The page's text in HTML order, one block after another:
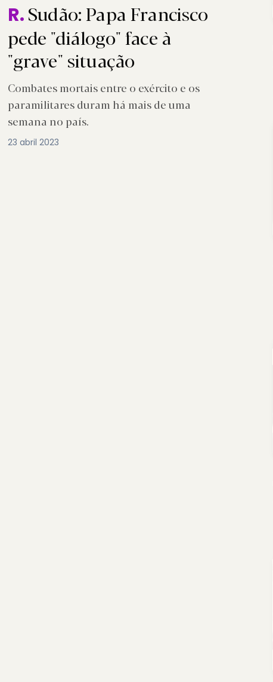
R.Sudão: Papa Francisco
pede "diálogo" face à
"grave" situação
Combates mortais entre o exército e os
paramilitares duram há mais de uma
semana no país.
23 abril 2023